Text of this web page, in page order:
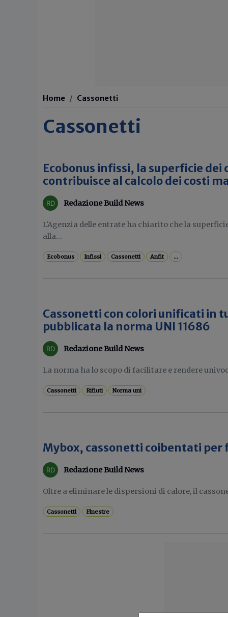
Home Cassonetti
Cassonetti
Ecobonus infissi, la superficie dei
contribuisce al calcolo dei costi
Redazione Build News
L'Agenzia delle entrate ha chiarito che la
alla...
Ecobonus Infissi Cassonetti Anfit ...
Cassonetti con colori unificati in
pubblicata la norma UNI 11686
Redazione Build News
La norma ha lo scopo di facilitare e rendere
Cassonetti Rifiuti Norma uni
Mybox, cassonetti coibentati per
Redazione Build News
Oltre a eliminare le dispersioni di calore, il
Cassonetti Finestre